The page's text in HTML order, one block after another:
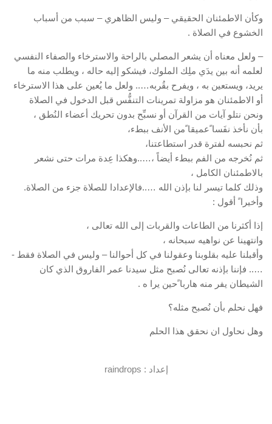
وكأن الاطمئنان الحقيقي – وليس الظاهري – سبب من أسباب
الخشوع في الصلاة .
– ولعل معناه أن يشعر المصلي بالراحة والاسترخاء والصفاء النفسي
لعلمه أنه بين يدَي ملِك الملوك، فيشكو إليه حاله ، ويطلب منه ما
يريد، ويستعين به ، ويفرح بقُربه….. ولعل ما يُعين على هذا الاسترخاء
أو الاطمئنان هو مزاولة تمرينات التنفُّس قبل الدخول في الصلاة
ونحن نتلو آيات من القرآن أو نسبِّح بدون تحريك أعضاء النُطق ،
بأن نأخذ نفَسا ًعميقا ًمن الأنف ببطء،
ثم نحبسه لفترة قدر استطاعتنا،
ثم نُخرجه من الفم ببطء أيضاً ،…..وهكذا عِدة مرات حتى نشعر
بالاطمئنان الكامل ،
وذلك كلما تيسر لنا بإذن الله …..فالإعدادا للصلاة جزء من الصلاة.
وأخيرا ً أقول :
إذا أكثرنا من الطاعات والقربات إلى الله تعالى ،
وانتهينا عن نواهيه سبحانه ،
وأقبلنا عليه بقلوبنا وعقولنا في كل أحوالنا – وليس في الصلاة فقط -
….. فإننا بإذنه تعالى نُصبح مثل سيدنا عمر الفاروق الذي كان
الشيطان يفر منه هاربا ًحين يرا ه .
فهل نحلم بأن نُصبح مثله؟
وهل نحاول ان نحقق هذا الحلم
إعداد : raindrops